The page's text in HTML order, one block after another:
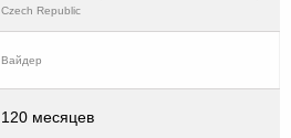
Czech Republic
Вайдер
120 месяцев